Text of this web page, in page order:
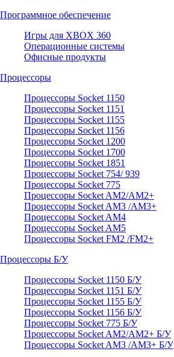
Программное обеспечение
Игры для XBOX 360
Операционные системы
Офисные продукты
Процессоры
Процессоры Socket 1150
Процессоры Socket 1151
Процессоры Socket 1155
Процессоры Socket 1156
Процессоры Socket 1200
Процессоры Socket 1700
Процессоры Socket 1851
Процессоры Socket 754/ 939
Процессоры Socket 775
Процессоры Socket AM2/AM2+
Процессоры Socket AM3 /AM3+
Процессоры Socket AM4
Процессоры Socket AM5
Процессоры Socket FM2 /FM2+
Процессоры Б/У
Процессоры Socket 1150 Б/У
Процессоры Socket 1151 Б/У
Процессоры Socket 1155 Б/У
Процессоры Socket 1156 Б/У
Процессоры Socket 775 Б/У
Процессоры Socket AM2/AM2+ Б/У
Процессоры Socket AM3 /AM3+ Б/У